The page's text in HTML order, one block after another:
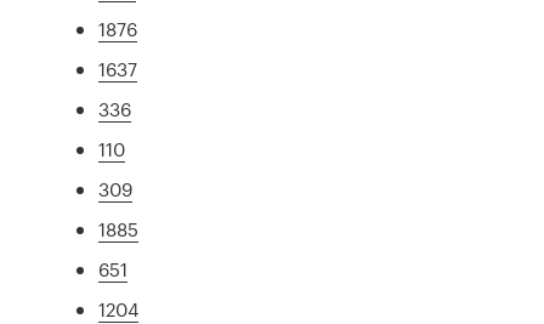
1876
1637
336
110
309
1885
651
1204